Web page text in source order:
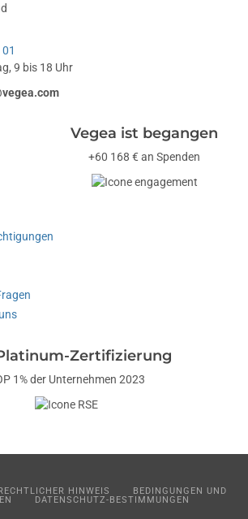
9 bis 18 Uhr
Vegea ist begangen
+60 168 € an Spenden
Zertifizierung
1% der Unternehmen 2023
HINWEIS
BEDINGUNGEN UND
DATENSCHUTZ-BESTIMMUNGEN